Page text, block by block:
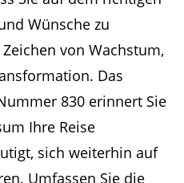
Wünsche zu
von Wachstum,
Das
830 erinnert Sie
Ihre Reise
sich weiterhin auf
Umfassen Sie die